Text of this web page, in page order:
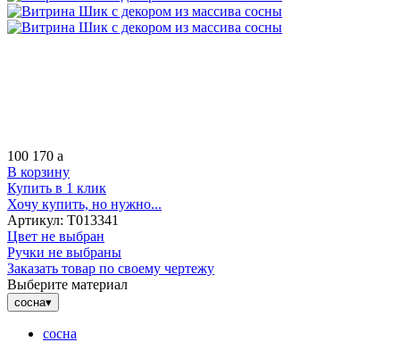
100 170 a
В корзину
Купить в 1 клик
Хочу купить, но нужно...
Артикул: Т013341
Цвет не выбран
Ручки не выбраны
Заказать товар по своему чертежу
Выберите материал
сосна▾
сосна